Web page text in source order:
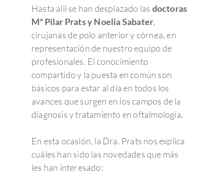
Hasta allí se han desplazado las doctoras
Mª Pilar Prats y Noelia Sabater,
cirujanas de polo anterior y córnea, en
representación de nuestro equipo de
profesionales. El conocimiento
compartido y la puesta en común son
básicos para estar al día en todos los
avances que surgen en los campos de la
diagnosis y tratamiento en oftalmología.
En esta ocasión, la Dra. Prats nos explica
cuáles han sido las novedades que más
les han interesado: